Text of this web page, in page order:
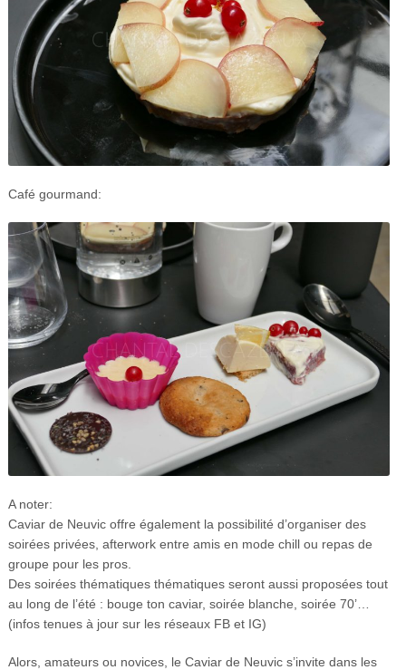
Café gourmand:
A noter:
Caviar de Neuvic offre également la possibilité d’organiser des
soirées privées, afterwork entre amis en mode chill ou repas de
groupe pour les pros.
Des soirées thématiques thématiques seront aussi proposées tout
au long de l’été : bouge ton caviar, soirée blanche, soirée 70’…
(infos tenues à jour sur les réseaux FB et IG)
Alors, amateurs ou novices, le Caviar de Neuvic s’invite dans les